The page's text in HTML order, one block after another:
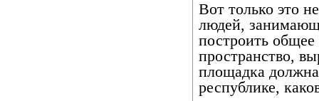
Вот только это
людей,
построить
пространство,
площадка должна
республике,